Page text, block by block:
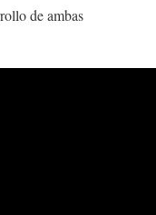
de ambas